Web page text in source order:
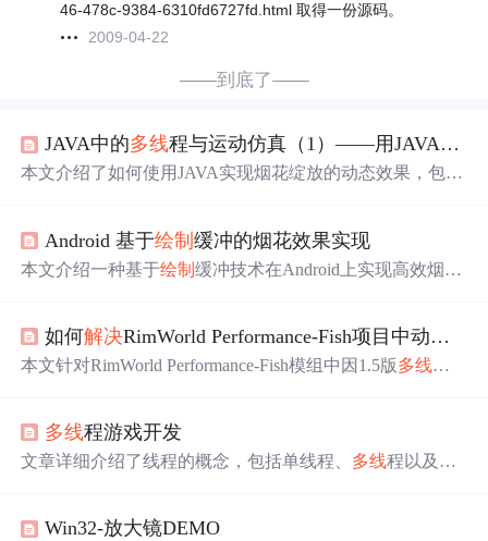
46-478c-9384-6310fd6727fd.html 取得一份源码。
2009-04-22
——到底了——
JAVA中的多线程与运动仿真（1）——用JAVA来放一场烟花
本文介绍了如何使用JAVA实现烟花绽放的动态效果，包括
线程控制小球运动，避免闪烁，实现平滑的动画体验。
Android 基于绘制缓冲的烟花效果实现
本文介绍一种基于绘制缓冲技术在Android上实现高效烟花
BlendMode增强视觉效果。同时探讨了多线程绘制与性能
优化手段，解决闪烁与卡顿问题。
如何解决RimWorld Performance-Fish项目中动态
本文针对RimWorld Performance-Fish模组中因1.5版多线程
争与内存同步问题根源；提出三步
本兼容性、启用单线程渲染模式、调整渲染视距；并强调
多线程游戏开发
文章详细介绍了线程的概念，包括单线程、 多线程以及线
直接运行run。文章通过一个线程游戏的实现过程，展示了
Win32-放大镜DEMO